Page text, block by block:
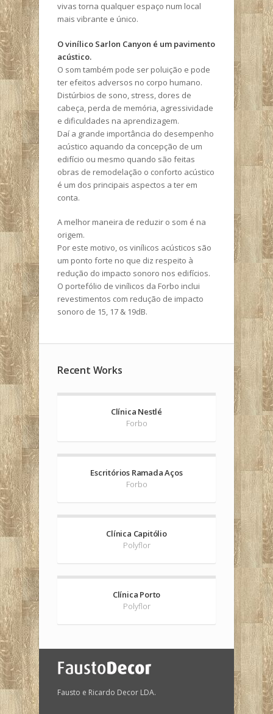
vivas torna qualquer espaço num local
mais vibrante e único.
O vinílico Sarlon Canyon é um pavimento
acústico.
O som também pode ser poluição e pode
ter efeitos adversos no corpo humano.
Distúrbios de sono, stress, dores de
cabeça, perda de memória, agressividade
e dificuldades na aprendizagem.
Daí a grande importância do desempenho
acústico aquando da concepção de um
edifício ou mesmo quando são feitas
obras de remodelação o conforto acústico
é um dos principais aspectos a ter em
conta.
A melhor maneira de reduzir o som é na
origem.
Por este motivo, os vinílicos acústicos são
um ponto forte no que diz respeito à
redução do impacto sonoro nos edifícios.
O portefólio de vinílicos da Forbo inclui
revestimentos com redução de impacto
sonoro de 15, 17 & 19dB.
Recent Works
Clínica Nestlé
Forbo
Escritórios Ramada Aços
Forbo
Clínica Capitólio
Polyflor
Clínica Porto
Polyflor
Fausto e Ricardo Decor LDA.